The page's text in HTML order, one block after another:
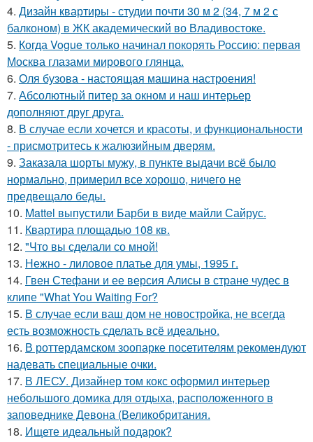
4. Дизайн квартиры - студии почти 30 м 2 (34, 7 м 2 с
балконом) в ЖК академический во Владивостоке.
5. Когда Vogue только начинал покорять Россию: первая
Москва глазами мирового глянца.
6. Оля бузова - настоящая машина настроения!
7. Абсолютный питер за окном и наш интерьер
дополняют друг друга.
8. В случае если хочется и красоты, и функциональности
- присмотритесь к жалюзийным дверям.
9. Заказала шорты мужу, в пункте выдачи всё было
нормально, примерил все хорошо, ничего не
предвещало беды.
10. Mattel выпустили Барби в виде майли Сайрус.
11. Квартира площадью 108 кв.
12. "Что вы сделали со мной!
13. Нежно - лиловое платье для умы, 1995 г.
14. Гвен Стефани и ее версия Алисы в стране чудес в
клипе "What You Waiting For?
15. В случае если ваш дом не новостройка, не всегда
есть возможность сделать всё идеально.
16. В роттердамском зоопарке посетителям рекомендуют
надевать специальные очки.
17. В ЛЕСУ. Дизайнер том кокс оформил интерьер
небольшого домика для отдыха, расположенного в
заповеднике Девона (Великобритания.
18. Ищете идеальный подарок?